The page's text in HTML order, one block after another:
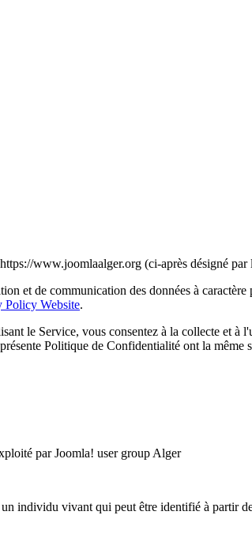
www.joomlaalger.org (ci-après désigné par
et de communication des données à
Policy Website.
le Service, vous consentez à la collecte et
Politique de Confidentialité ont la
par Joomla! user group Alger
individu vivant qui peut être identifié à partir